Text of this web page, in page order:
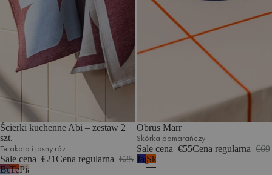
Ścierki kuchenne Abi – zestaw 2
szt.
Terakota i jasny róż
Sale cena €21Cena regularna €25
Buraczana
Terakota
Piaskowy
Obrus Marr
Skórka pomarańczy
Sale cena €55Cena regularna €69
Jagodowy
mus
Skórka
pomarańczy